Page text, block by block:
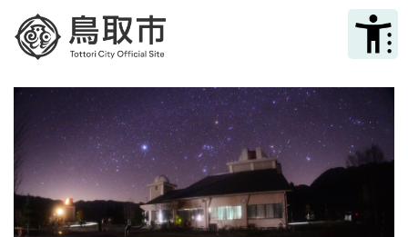
メニューを飛ばして本文へ